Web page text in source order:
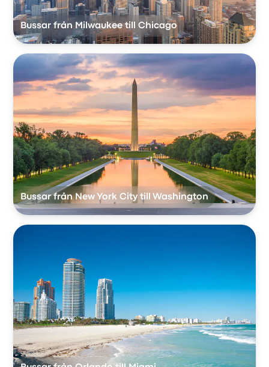
Bussar från Milwaukee till Chicago
Bussar från New York City till Washington